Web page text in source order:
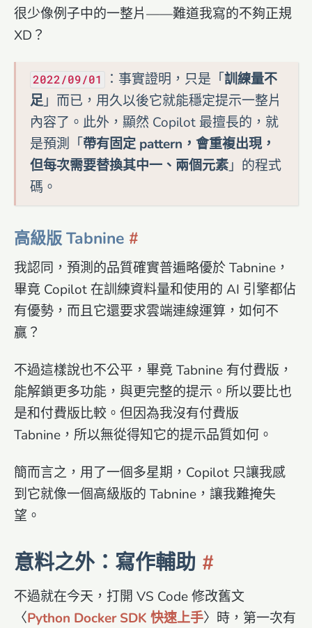
很少像例子中的一整片——難道我寫的不夠正規
XD？
2022/09/01 ：事實證明，只是「訓練量不
足」而已，用久以後它就能穩定提示一整片
內容了。此外，顯然 Copilot 最擅長的，就
是預測「 帶有固定 pattern，會重複出現，
但每次需要替換其中一、兩個元素」的程式
碼。
高級版 Tabnine
我認同，預測的品質確實普遍略優於 Tabnine，
畢竟 Copilot 在訓練資料量和使用的 AI 引擎都佔
有優勢，而且它還要求雲端連線運算，如何不
贏？
不過這樣說也不公平，畢竟 Tabnine 有付費版，
能解鎖更多功能，與更完整的提示。所以要比也
是和付費版比較。但因為我沒有付費版
Tabnine，所以無從得知它的提示品質如何。
簡而言之，用了一個多星期，Copilot 只讓我感
到它就像一個高級版的 Tabnine，讓我難掩失
望。
意料之外：寫作輔助
不過就在今天，打開 VS Code 修改舊文
〈Python Docker SDK 快速上手〉時，第一次有